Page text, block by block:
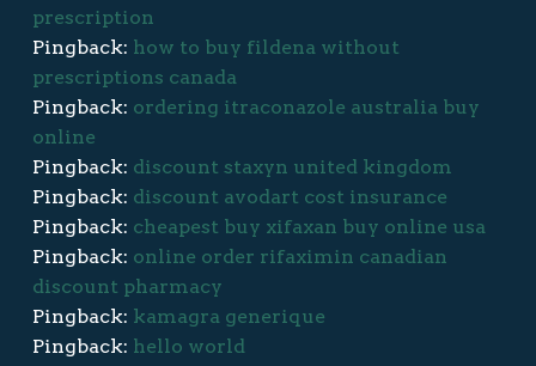
prescription
Pingback: how to buy fildena without
prescriptions canada
Pingback: ordering itraconazole australia buy
online
Pingback: discount staxyn united kingdom
Pingback: discount avodart cost insurance
Pingback: cheapest buy xifaxan buy online usa
Pingback: online order rifaximin canadian
discount pharmacy
Pingback: kamagra generique
Pingback: hello world